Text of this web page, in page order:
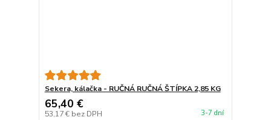
Sekera, kálačka - RUČNÁ RUČNÁ ŠTÍPKA 2,85 KG
65,40 €
53,17 € bez DPH 3-7 dní